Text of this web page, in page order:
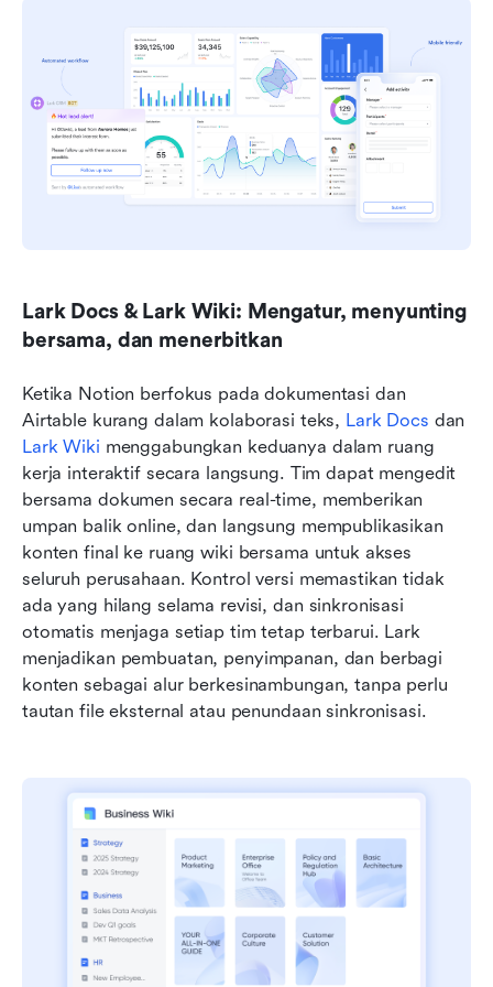
Lark Docs & Lark Wiki: Mengatur, menyunting
bersama, dan menerbitkan
Ketika Notion berfokus pada dokumentasi dan
Airtable kurang dalam kolaborasi teks, Lark Docs
Lark Wiki menggabungkan keduanya dalam ruang
kerja interaktif secara langsung. Tim dapat mengedit
bersama dokumen secara real-time, memberikan
umpan balik online, dan langsung mempublikasikan
konten final ke ruang wiki bersama untuk akses
seluruh perusahaan. Kontrol versi memastikan tidak
ada yang hilang selama revisi, dan sinkronisasi
otomatis menjaga setiap tim tetap terbarui. Lark
menjadikan pembuatan, penyimpanan, dan berbagi
konten sebagai alur berkesinambungan, tanpa perlu
tautan file eksternal atau penundaan sinkronisasi.